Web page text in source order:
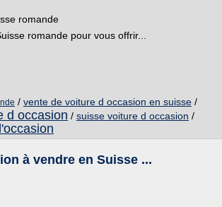
romande
romande pour vous offrir...
/ vente de voiture d occasion en suisse /
d occasion / suisse voiture d occasion /
à vendre en Suisse ...